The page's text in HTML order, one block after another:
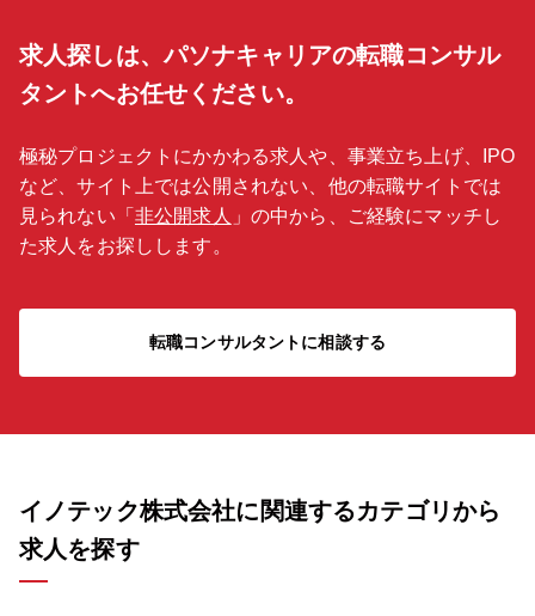
求人探しは、パソナキャリアの転職コンサル
タントへお任せください。
極秘プロジェクトにかかわる求人や、事業立ち上げ、IPO
など、サイト上では公開されない、他の転職サイトでは
見られない「 非公開求人 」の中から、ご経験にマッチし
た求人をお探しします。
転職コンサルタントに相談する
イノテック株式会社に関連するカテゴリから
求人を探す